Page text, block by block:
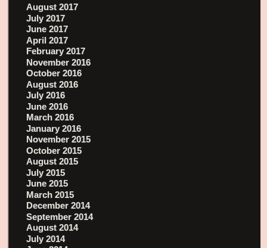
August 2017
July 2017
June 2017
April 2017
February 2017
November 2016
October 2016
August 2016
July 2016
June 2016
March 2016
January 2016
November 2015
October 2015
August 2015
July 2015
June 2015
March 2015
December 2014
September 2014
August 2014
July 2014